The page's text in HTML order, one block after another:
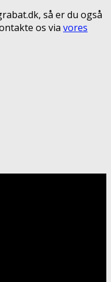
så er du også
os via vores